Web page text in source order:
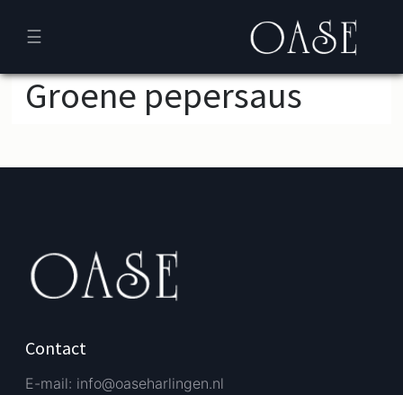
☰
Groene pepersaus
Contact
E-mail: info@oaseharlingen.nl